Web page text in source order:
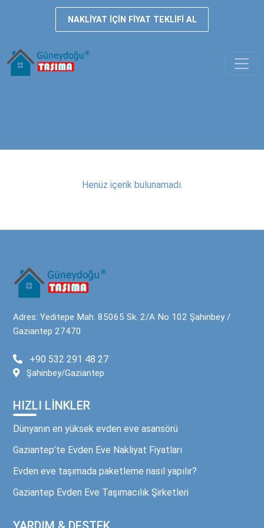
NAKLIYAT IÇIN FIYAT TEKLIFI AL
Henüz içerik bulunamadı.
Adres: Yeditepe Mah. 85065 Sk. 2/A No 102 Şahinbey /
Gaziantep 27470
+90 532 291 48 27
Şahinbey/Gaziantep
HIZLI LINKLER
Dünyanın en yüksek evden eve asansörü
Gaziantep’te Evden Eve Nakliyat Fiyatları
Evden eve taşımada paketleme nasıl yapılır?
Gaziantep Evden Eve Taşımacılık Şirketleri